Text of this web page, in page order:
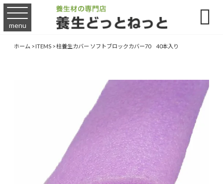
menu 
ホーム>ITEMS>柱養生カバー ソフトブロックカバー70 40本入り